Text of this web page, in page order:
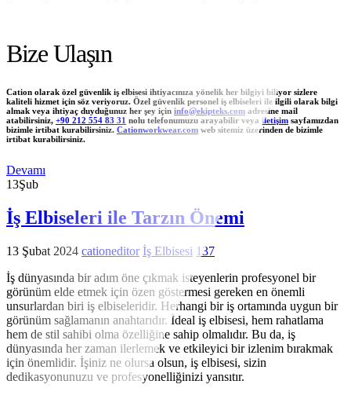
Bize Ulaşın
Cation olarak özel güvenlik iş elbisesi ihtiyacınıza yönelik her bilgiyi biliyor sizlere
kaliteli hizmet için söz veriyoruz. Özel güvenlik personel iş elbiseleri ile ilgili olarak bilgi
almak veya ihtiyaç duyduğunuz her şey için info@ekipteks.com adresine mail
atabilirsiniz, +90 212 554 83 31 nolu telefonumuzu arayabilir veya iletişim sayfamızdan
bizimle irtibat kurabilirsiniz. Cationworkwear.com web sitemiz üzerinden de bizimle
irtibat kurabilirsiniz.
Devamı
13Şub
İş Elbiseleri ile Tarzın Önemi
13 Şubat 2024 cationeditor İş Elbisesi 137
İş dünyasında bir adım öne çıkmak isteyenlerin profesyonel bir
görünüm elde etmek için özen göstermesi gereken en önemli
unsurlardan biri iş elbiseleridir. Herhangi bir iş ortamında uygun bir
görünüm sağlamanın anahtarıdır. İdeal iş elbisesi, hem rahatlama
hem de stil sahibi olma özelliğine sahip olmalıdır. Bu da, iş
dünyasında her zaman ilerlemek ve etkileyici bir izlenim bırakmak
için önemlidir. İşiniz ne olursa olsun, iş elbisesi, sizin
dedikasyonunuzu ve profesyonelliğinizi yansıtır.